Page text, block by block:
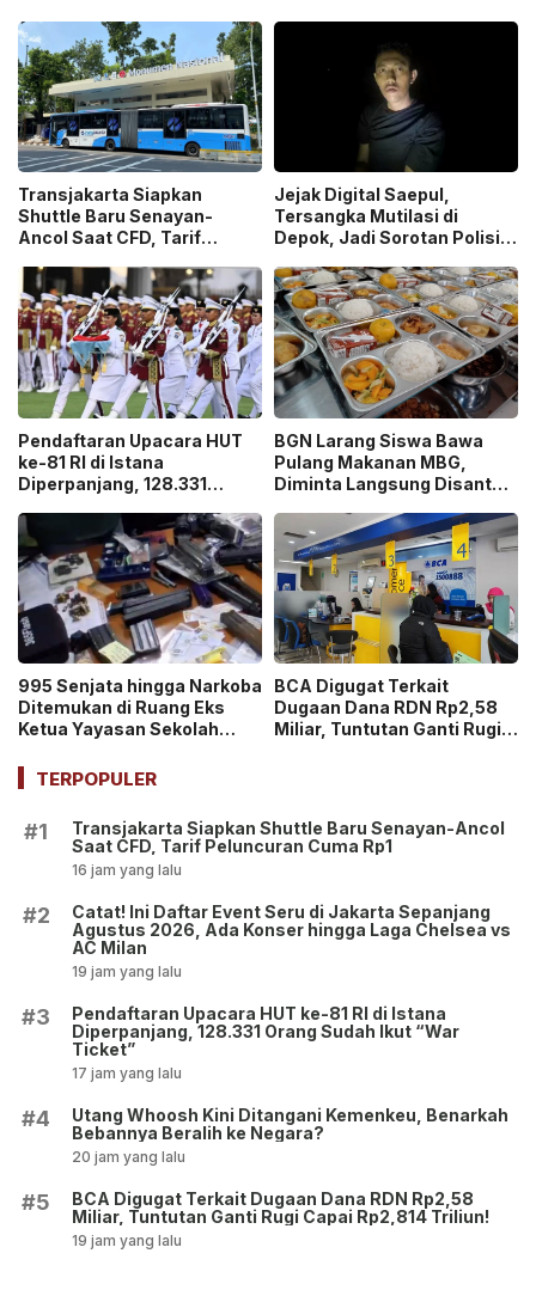
Transjakarta Siapkan
Shuttle Baru Senayan-
Ancol Saat CFD, Tarif
Jejak Digital Saepul,
Tersangka Mutilasi di
Depok, Jadi Sorotan Polisi
Pendaftaran Upacara HUT
ke-81 RI di Istana
Diperpanjang, 128.331
Ticket”
BGN Larang Siswa Bawa
Pulang Makanan MBG,
Diminta Langsung Disantap
995 Senjata hingga Narkoba
Ditemukan di Ruang Eks
Ketua Yayasan Sekolah
Ekskul Menembak!
BCA Digugat Terkait
Dugaan Dana RDN Rp2,58
Miliar, Tuntutan Ganti Rugi
TERPOPULER
#1
Transjakarta Siapkan Shuttle Baru Senayan-Ancol
Saat CFD, Tarif Peluncuran Cuma Rp1
16 jam yang lalu
#2
Catat! Ini Daftar Event Seru di Jakarta Sepanjang
Agustus 2026, Ada Konser hingga Laga Chelsea vs
AC Milan
19 jam yang lalu
#3
Pendaftaran Upacara HUT ke-81 RI di Istana
Diperpanjang, 128.331 Orang Sudah Ikut “War
Ticket”
17 jam yang lalu
#4
Utang Whoosh Kini Ditangani Kemenkeu, Benarkah
Bebannya Beralih ke Negara?
20 jam yang lalu
#5
BCA Digugat Terkait Dugaan Dana RDN Rp2,58
Miliar, Tuntutan Ganti Rugi Capai Rp2,814 Triliun!
19 jam yang lalu